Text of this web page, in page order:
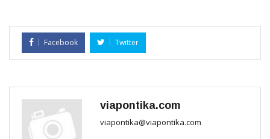
Facebook Twitter
viapontika.com
viapontika@viapontika.com